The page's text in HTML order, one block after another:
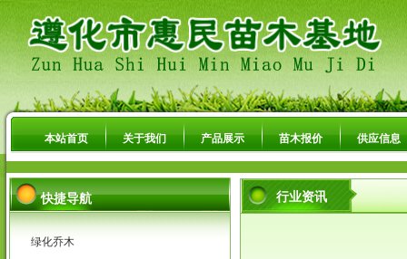
本站首页 关于我们 产品展示 苗木报价 供应信息
快捷导航
绿化乔木
行业资讯